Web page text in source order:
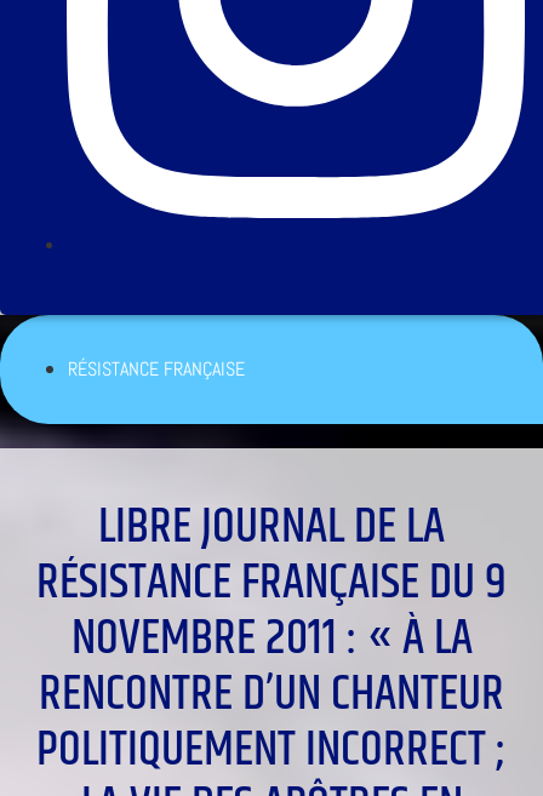
RÉSISTANCE FRANÇAISE
LIBRE JOURNAL DE LA
RÉSISTANCE FRANÇAISE DU 9
NOVEMBRE 2011 : « À LA
RENCONTRE D’UN CHANTEUR
POLITIQUEMENT INCORRECT ;